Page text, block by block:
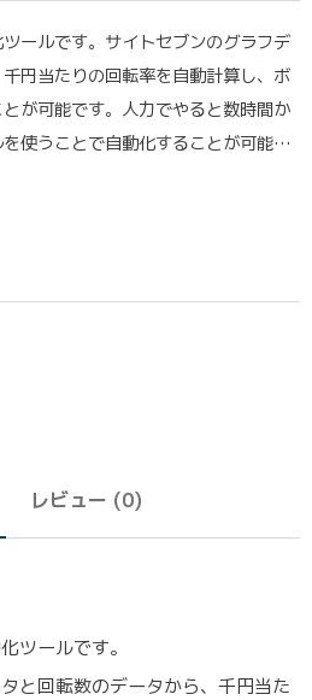
ールです。サイトセブンのグラフデ
円当たりの回転率を自動計算し、ボ
が可能です。人力でやると数時間か
使うことで自動化することが可能…
レビュー (0)
ツールです。
と回転数のデータから、千円当た